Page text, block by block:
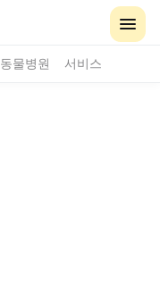
동물병원 서비스